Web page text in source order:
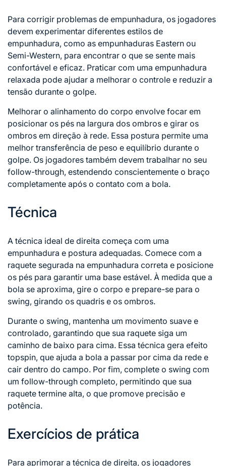
Para corrigir problemas de empunhadura, os jogadores
devem experimentar diferentes estilos de
empunhadura, como as empunhaduras Eastern ou
Semi-Western, para encontrar o que se sente mais
confortável e eficaz. Praticar com uma empunhadura
relaxada pode ajudar a melhorar o controle e reduzir a
tensão durante o golpe.
Melhorar o alinhamento do corpo envolve focar em
posicionar os pés na largura dos ombros e girar os
ombros em direção à rede. Essa postura permite uma
melhor transferência de peso e equilíbrio durante o
golpe. Os jogadores também devem trabalhar no seu
follow-through, estendendo conscientemente o braço
completamente após o contato com a bola.
Técnica
A técnica ideal de direita começa com uma
empunhadura e postura adequadas. Comece com a
raquete segurada na empunhadura correta e posicione
os pés para garantir uma base estável. À medida que a
bola se aproxima, gire o corpo e prepare-se para o
swing, girando os quadris e os ombros.
Durante o swing, mantenha um movimento suave e
controlado, garantindo que sua raquete siga um
caminho de baixo para cima. Essa técnica gera efeito
topspin, que ajuda a bola a passar por cima da rede e
cair dentro do campo. Por fim, complete o swing com
um follow-through completo, permitindo que sua
raquete termine alta, o que promove precisão e
potência.
Exercícios de prática
Para aprimorar a técnica de direita, os jogadores